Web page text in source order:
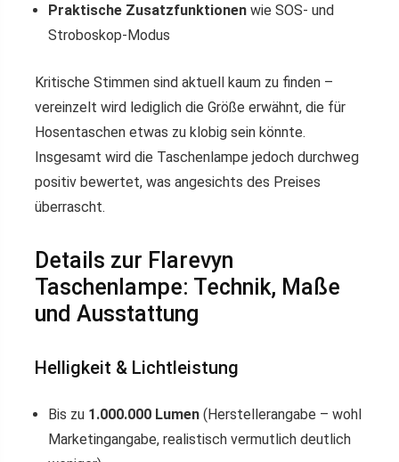
Praktische Zusatzfunktionen wie SOS- und
Stroboskop-Modus
Kritische Stimmen sind aktuell kaum zu finden –
vereinzelt wird lediglich die Größe erwähnt, die für
Hosentaschen etwas zu klobig sein könnte.
Insgesamt wird die Taschenlampe jedoch durchweg
positiv bewertet, was angesichts des Preises
überrascht.
Details zur Flarevyn
Taschenlampe: Technik, Maße
und Ausstattung
Helligkeit & Lichtleistung
Bis zu 1.000.000 Lumen (Herstellerangabe – wohl
Marketingangabe, realistisch vermutlich deutlich